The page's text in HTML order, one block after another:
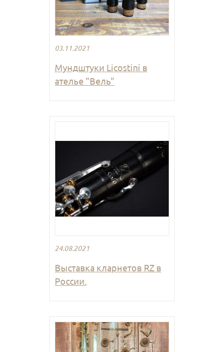
03.11.2021
Мундштуки Licostini в
ателье "Вель"
24.08.2021
Выставка кларнетов RZ в
России.